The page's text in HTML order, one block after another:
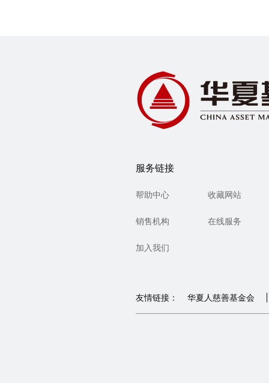
服务链接
帮助中心
销售机构
加入我们
收藏网站
在线服务
友情链接： 华夏人慈善基金会